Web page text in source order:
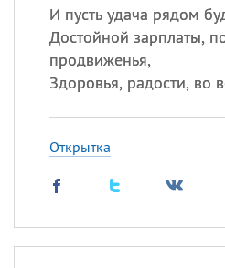
И пусть удача рядом
Достойной зарплаты,
продвиженья,
Здоровья, радости, во
Открытка